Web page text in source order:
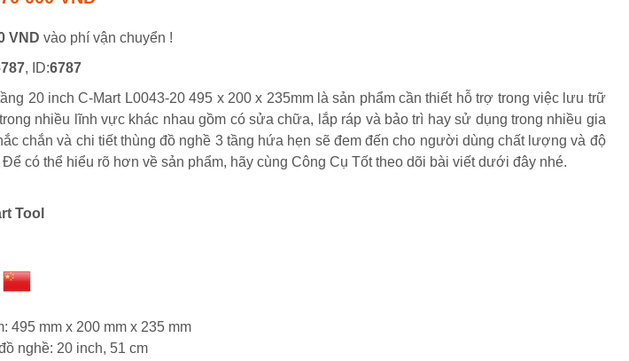
VND vào phí vận chuyển !
, ID:6787
20 inch C-Mart L0043-20 495 x 200 x 235mm là sản phẩm cần thiết hỗ trợ trong việc lưu trữ
nhiều lĩnh vực khác nhau gồm có sửa chữa, lắp ráp và bảo trì hay sử dụng trong nhiều gia
chắn và chi tiết thùng đồ nghề 3 tầng hứa hẹn sẽ đem đến cho người dùng chất lượng và độ
có thể hiểu rõ hơn về sản phẩm, hãy cùng Công Cụ Tốt theo dõi bài viết dưới đây nhé.
Tool
495 mm x 200 mm x 235 mm
nghề: 20 inch, 51 cm